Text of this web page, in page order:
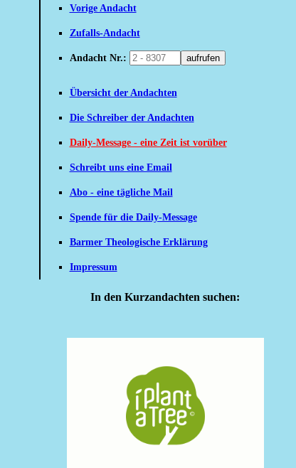
Vorige Andacht
Zufalls-Andacht
Andacht Nr.: aufrufen
Übersicht der Andachten
Die Schreiber der Andachten
Daily-Message - eine Zeit ist vorüber
Schreibt uns eine Email
Abo - eine tägliche Mail
Spende für die Daily-Message
Barmer Theologische Erklärung
Impressum
In den Kurzandachten suchen: